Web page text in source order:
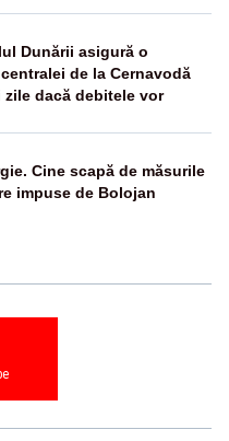
Dunării asigură o
de la Cernavodă
dacă debitele vor
Cine scapă de măsurile
impuse de Bolojan